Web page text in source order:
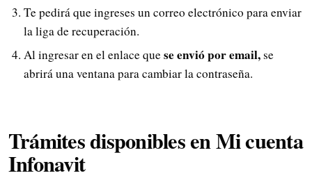
Te pedirá que ingreses un correo electrónico para enviar
la liga de recuperación.
Al ingresar en el enlace quese envió por email,se
abrirá una ventana para cambiar la contraseña.
Trámites disponibles en Mi cuenta
Infonavit